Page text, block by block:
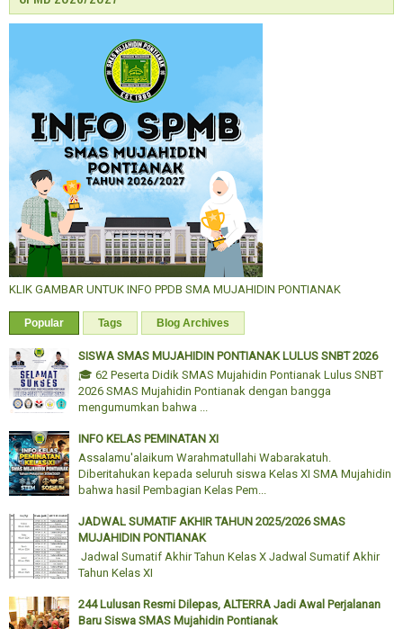
KLIK GAMBAR UNTUK INFO PPDB SMA MUJAHIDIN PONTIANAK
Popular Tags Blog Archives
SISWA SMAS MUJAHIDIN PONTIANAK LULUS SNBT 2026
🎓 62 Peserta Didik SMAS Mujahidin Pontianak Lulus SNBT
2026 SMAS Mujahidin Pontianak dengan bangga
mengumumkan bahwa ...
INFO KELAS PEMINATAN XI
Assalamu'alaikum Warahmatullahi Wabarakatuh.
Diberitahukan kepada seluruh siswa Kelas XI SMA Mujahidin
bahwa hasil Pembagian Kelas Pem...
JADWAL SUMATIF AKHIR TAHUN 2025/2026 SMAS
MUJAHIDIN PONTIANAK
Jadwal Sumatif Akhir Tahun Kelas X Jadwal Sumatif Akhir
Tahun Kelas XI
244 Lulusan Resmi Dilepas, ALTERRA Jadi Awal Perjalanan
Baru Siswa SMAS Mujahidin Pontianak